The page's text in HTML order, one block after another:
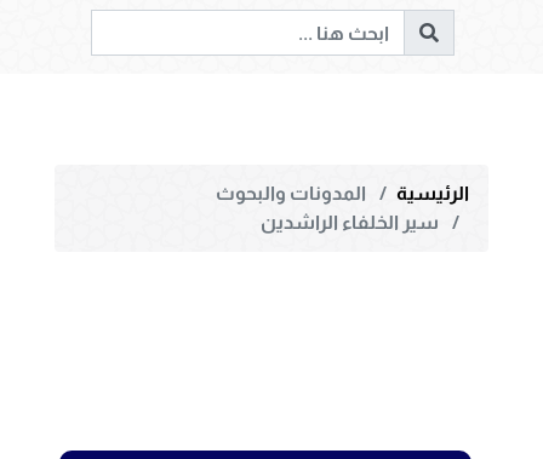
الرئيسية
المدونات والبحوث
سير الخلفاء الراشدين